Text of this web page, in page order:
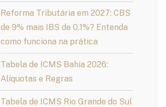
Reforma Tributária em 2027: CBS
de 9% mais IBS de 0,1%? Entenda
como funciona na prática
Tabela de ICMS Bahia 2026:
Alíquotas e Regras
Tabela de ICMS Rio Grande do Sul